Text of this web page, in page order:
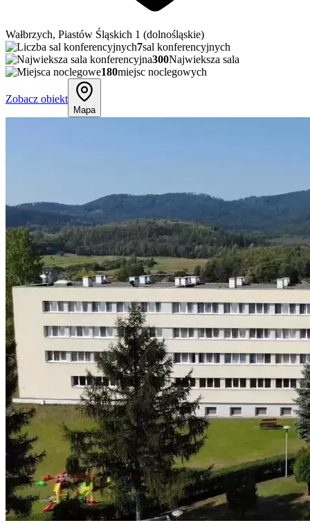
Wałbrzych, Piastów Śląskich 1 (dolnośląskie)
7sal konferencyjnych
300Najwieksza sala
180miejsc noclegowych
Zobacz obiekt
Mapa